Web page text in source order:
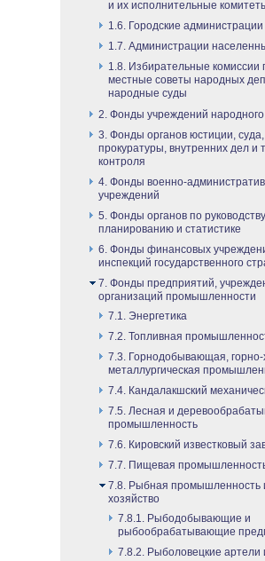
и их исполнительные
1.6. Городские администрации
1.7. Администрации
1.8. Избирательные комиссии
местные советы народных
народные суды
2. Фонды учреждений народного
3. Фонды органов юстиции, суда,
прокуратуры, внутренних дел и
контроля
4. Фонды военно-
учреждений
5. Фонды органов по
планированию и статистике
6. Фонды финансовых
инспекций государственного
7. Фонды предприятий,
организаций промышленности
7.1. Энергетика
7.2. Топливная
7.3. Горнодобывающая, горно-
металлургическая
7.4. Кандалакшский
7.5. Лесная и
промышленность
7.6. Кировский известковый
7.7. Пищевая
7.8. Рыбная промышленность
хозяйство
7.8.1. Рыбодобывающие и
рыбообрабатывающие
7.8.2. Рыболовецкие артели